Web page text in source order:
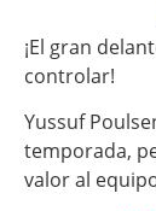
¡El gran
controlar!
Yussuf
temporada,
valor al